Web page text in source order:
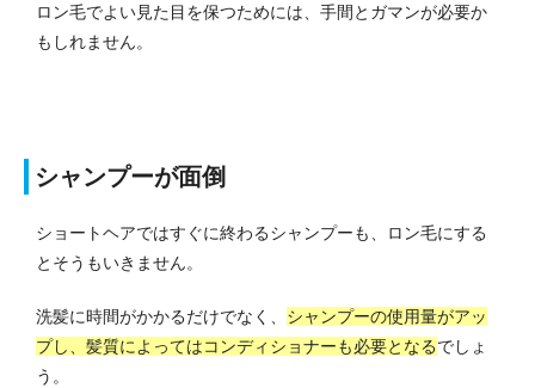
ロン毛でよい見た目を保つためには、手間とガマンが必要か
もしれません。
シャンプーが面倒
ショートヘアではすぐに終わるシャンプーも、ロン毛にする
とそうもいきません。
洗髪に時間がかかるだけでなく、 シャンプーの使用量がアッ
プし、髪質によってはコンディショナーも必要となるでしょ
う。